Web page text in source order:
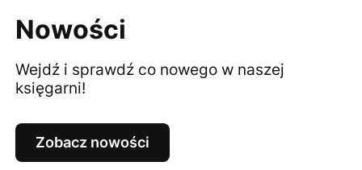
Nowości
Wejdź i sprawdź co nowego w naszej
księgarni!
Zobacz nowości